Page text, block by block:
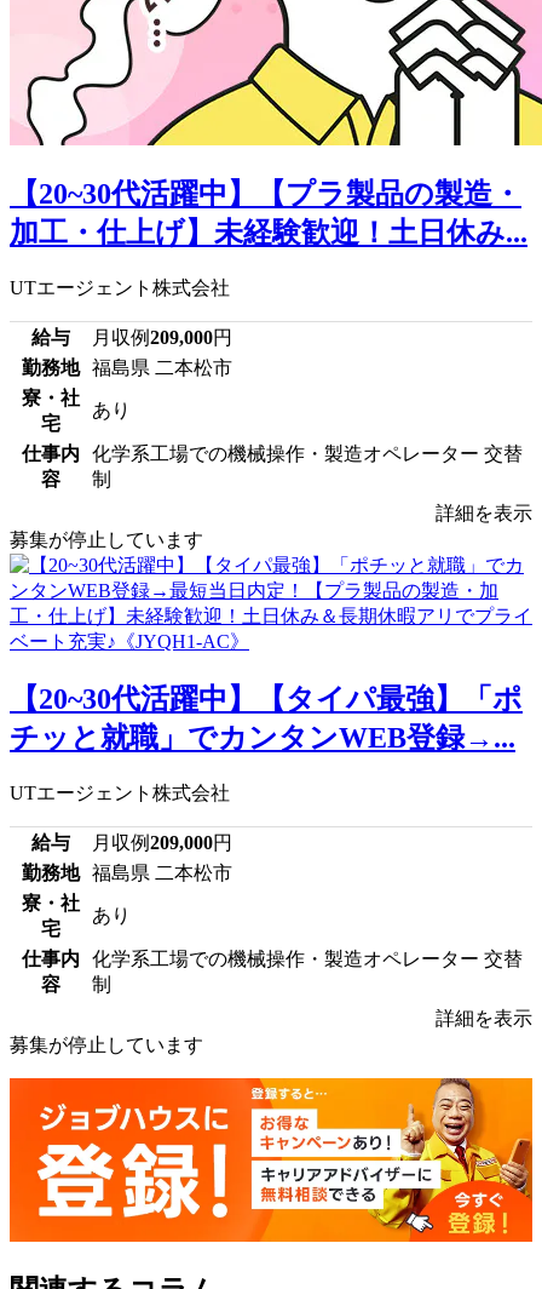
【20~30代活躍中】【プラ製品の製造・
加工・仕上げ】未経験歓迎！土日休み...
UTエージェント株式会社
給与 月収例209,000円
勤務地
福島県 二本松市
寮・社
宅
あり
仕事内
容
化学系工場での機械操作・製造オペレーター 交替
制
詳細を表示
募集が停止しています
【20~30代活躍中】【タイパ最強】「ポ
チッと就職」でカンタンWEB登録→...
UTエージェント株式会社
給与 月収例209,000円
勤務地
福島県 二本松市
寮・社
宅
あり
仕事内
容
化学系工場での機械操作・製造オペレーター 交替
制
詳細を表示
募集が停止しています